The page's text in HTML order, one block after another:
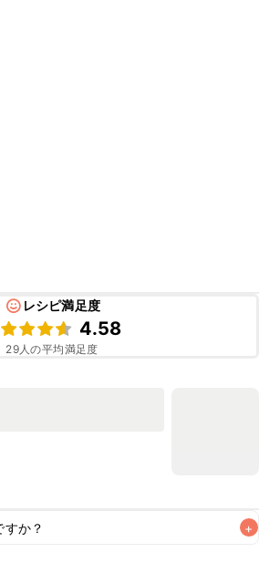
レシピ満足度
4.58
29人の平均満足度
すか？ +
が目安です。なるべくお早めにお召